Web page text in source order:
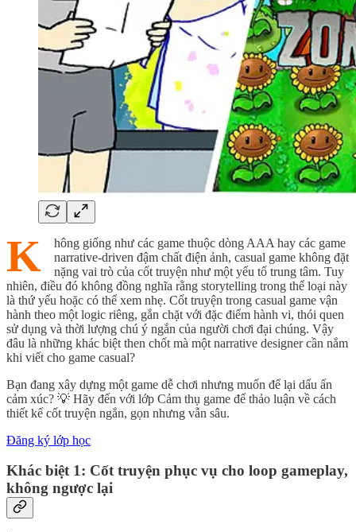
K
hông giống như các game thuộc dòng AAA hay các game
narrative-driven đậm chất điện ảnh, casual game không đặt
nặng vai trò của cốt truyện như một yếu tố trung tâm. Tuy
nhiên, điều đó không đồng nghĩa rằng storytelling trong thể loại này
là thứ yếu hoặc có thể xem nhẹ. Cốt truyện trong casual game vận
hành theo một logic riêng, gắn chặt với đặc điểm hành vi, thói quen
sử dụng và thời lượng chú ý ngắn của người chơi đại chúng. Vậy
đâu là những khác biệt then chốt mà một narrative designer cần nắm
khi viết cho game casual?
Bạn đang xây dựng một game dễ chơi nhưng muốn để lại dấu ấn
cảm xúc? 💡 Hãy đến với lớp Cảm thụ game để thảo luận về cách
thiết kế cốt truyện ngắn, gọn nhưng vẫn sâu.
Đăng ký lớp học
Khác biệt 1: Cốt truyện phục vụ cho loop gameplay,
không ngược lại